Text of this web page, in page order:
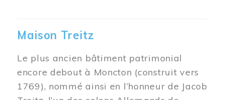
Maison Treitz
Le plus ancien bâtiment patrimonial
encore debout à Moncton (construit vers
1769), nommé ainsi en l’honneur de Jacob